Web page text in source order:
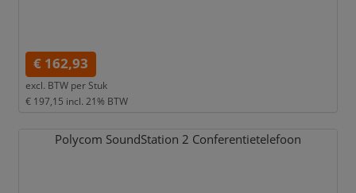
€ 162,93
excl. BTW per Stuk
€ 197,15 incl. 21% BTW
Polycom SoundStation 2 Conferentietelefoon